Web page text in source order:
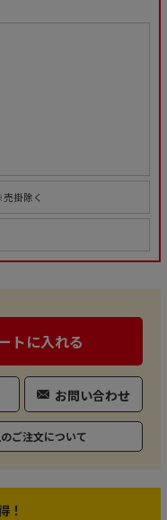
掛除く
トに入れる
お問い合わせ
ご注文について
！